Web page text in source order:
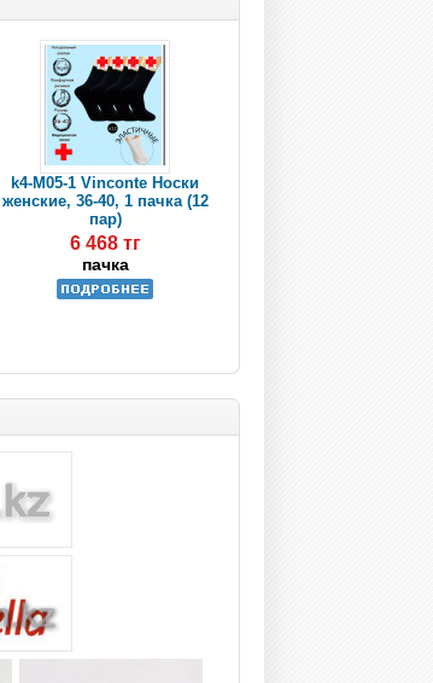
k4-M05-1 Vinconte Носки
женские, 36-40, 1 пачка (12
пар)
6 468 тг
пачка